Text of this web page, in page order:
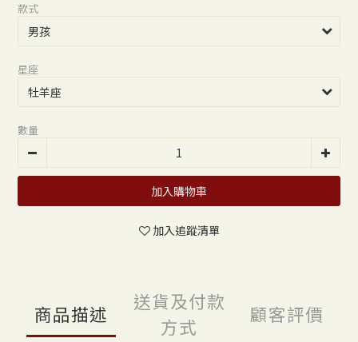
款式
星座
數量
加入購物車
加入追蹤清單
商品描述
送貨及付款
方式
顧客評價